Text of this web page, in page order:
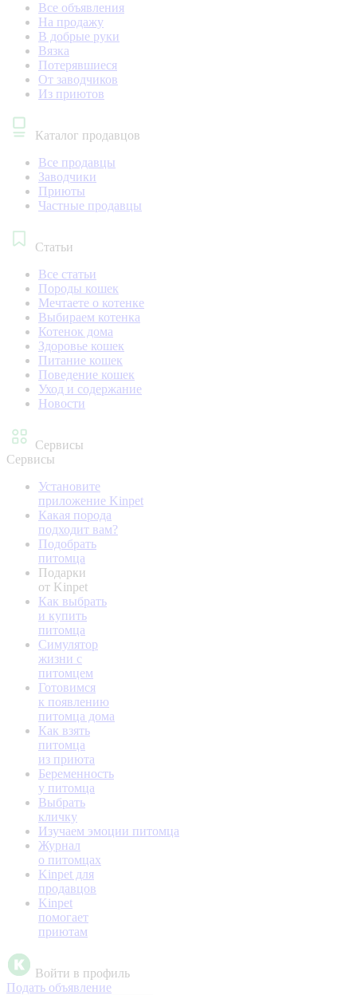
Все объявления
На продажу
В добрые руки
Вязка
Потерявшиеся
От заводчиков
Из приютов
Каталог продавцов
Все продавцы
Заводчики
Приюты
Частные продавцы
Статьи
Все статьи
Породы кошек
Мечтаете о котенке
Выбираем котенка
Котенок дома
Здоровье кошек
Питание кошек
Поведение кошек
Уход и содержание
Новости
Сервисы
Сервисы
Установите
приложение Kinpet
Какая порода
подходит вам?
Подобрать
питомца
Подарки
от Kinpet
Как выбрать
и купить
питомца
Симулятор
жизни с
питомцем
Готовимся
к появлению
питомца дома
Как взять
питомца
из приюта
Беременность
у питомца
Выбрать
кличку
Изучаем эмоции питомца
Журнал
о питомцах
Kinpet для
продавцов
Kinpet
помогает
приютам
Войти в профиль
Подать объявление